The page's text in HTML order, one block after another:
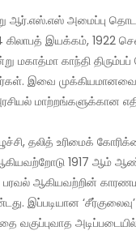
இயக்கம், 1922
மகாத்மா காந்தி
இவை
தலித் உரிமைக்
1917 ஆம்
ஆகியவற்றின்
இப்படியான